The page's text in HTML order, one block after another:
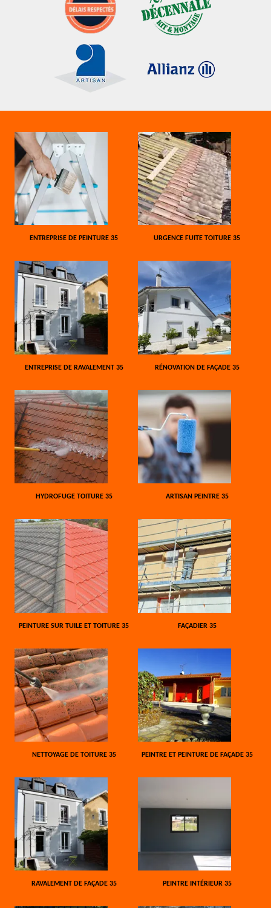
ENTREPRISE DE PEINTURE 35 URGENCE FUITE TOITURE 35
ENTREPRISE DE RAVALEMENT 35 RÉNOVATION DE FAÇADE 35
HYDROFUGE TOITURE 35 ARTISAN PEINTRE 35
PEINTURE SUR TUILE ET TOITURE 35 FAÇADIER 35
NETTOYAGE DE TOITURE 35 PEINTRE ET PEINTURE DE FAÇADE 35
RAVALEMENT DE FAÇADE 35 PEINTRE INTÉRIEUR 35